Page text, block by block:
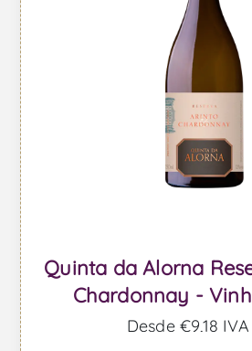
Quinta da Alorna
Chardonnay -
Desde €9,18